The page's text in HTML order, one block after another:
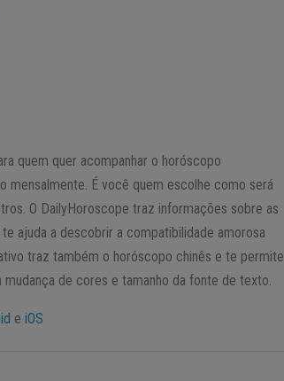
quem quer acompanhar o horóscopo
mensalmente. É você quem escolhe como será
O DailyHoroscope traz informações sobre as
ajuda a descobrir a compatibilidade amorosa
traz também o horóscopo chinês e te permite
de cores e tamanho da fonte de texto.
eiOS